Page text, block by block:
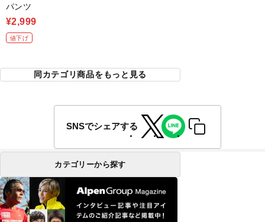
パンツ
¥2,999
値下げ
同カテゴリ商品をもっと見る
SNSでシェアする
カテゴリーから探す